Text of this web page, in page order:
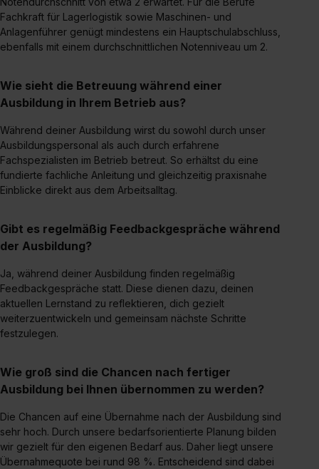
erforderliche personenbezogene Daten an Social Media
Dienste, ggfs. mit Sitz in den USA, übermittelt werden.
Eine Erlaubnis hierfür kannst du auch später noch im
Auswahl über die Checkboxen und klick auf „Auswahl
erlauben“. Die Einwilligung zur Platzierung von Cookies
der Kategorien „Präferenzen“, „Statistiken“ und „Social
Media und Marketing“ umfasst hierbei die Einwilligung
zur Übermittlung deiner Daten in die USA (Art. 49 Abs. 1
S. 1 lit. a) DS-GVO). Die USA verfügen über kein
angemessenes Datenschutzniveau (EuGH – Schrems
Wirkung für die Zukunft ganz oder teilweise über unsere
Datenschutzerklärung unter dem Punkt „Datenschutz-
einzelnen Cookies findest du durch Klick auf „Details
zeigen“. Weitere Informationen:Datenschutzerklärung
Impressum.
Fachkraft für Lagerlogistik sowie Maschinen- und
Anlagenführer genügt mindestens ein Hauptschulabschluss,
ebenfalls mit einem durchschnittlichen Notenniveau um 2.
Wie sieht die Betreuung während einer
Ausbildung in Ihrem Betrieb aus?
Während deiner Ausbildung wirst du sowohl durch unser
Ausbildungspersonal als auch durch erfahrene
Fachspezialisten im Betrieb betreut. So erhältst du eine
fundierte fachliche Anleitung und gleichzeitig praxisnahe
Einblicke direkt aus dem Arbeitsalltag.
Gibt es regelmäßig Feedbackgespräche während
der Ausbildung?
Ja, während deiner Ausbildung finden regelmäßig
Feedbackgespräche statt. Diese dienen dazu, deinen
aktuellen Lernstand zu reflektieren, dich gezielt
weiterzuentwickeln und gemeinsam nächste Schritte
festzulegen.
Wie groß sind die Chancen nach fertiger
Ausbildung bei Ihnen übernommen zu werden?
Die Chancen auf eine Übernahme nach der Ausbildung sind
sehr hoch. Durch unsere bedarfsorientierte Planung bilden
wir gezielt für den eigenen Bedarf aus. Daher liegt unsere
Übernahmequote bei rund 98 %. Entscheidend sind dabei